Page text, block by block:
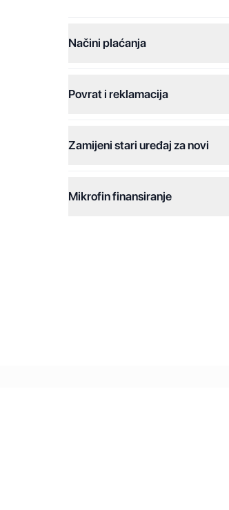
Načini plaćanja
Jednokratna plaćanja:
Dodatne opcije:
Online plaćanje na rate:
Povrat i reklamacija
Zamijeni stari uređaj za novi
Mikrofin finansiranje